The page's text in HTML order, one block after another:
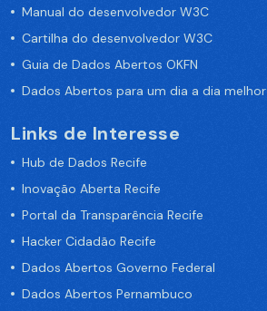
Manual do desenvolvedor W3C
Cartilha do desenvolvedor W3C
Guia de Dados Abertos OKFN
Dados Abertos para um dia a dia melhor
Links de Interesse
Hub de Dados Recife
Inovação Aberta Recife
Portal da Transparência Recife
Hacker Cidadão Recife
Dados Abertos Governo Federal
Dados Abertos Pernambuco